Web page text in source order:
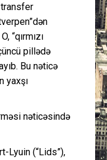
Əlaqə
“qırmızı
pillədə
Bu nəticə
yaxşı
nəticəsində
Lyuin (“Lids”),